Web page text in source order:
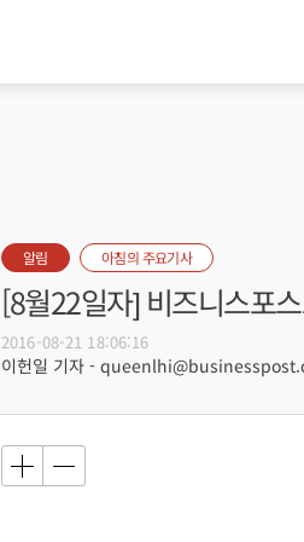
알림 아침의 주요기사
[8월22일자] 비즈니스포
2016-08-21 18:06:16
이헌일 기자 -